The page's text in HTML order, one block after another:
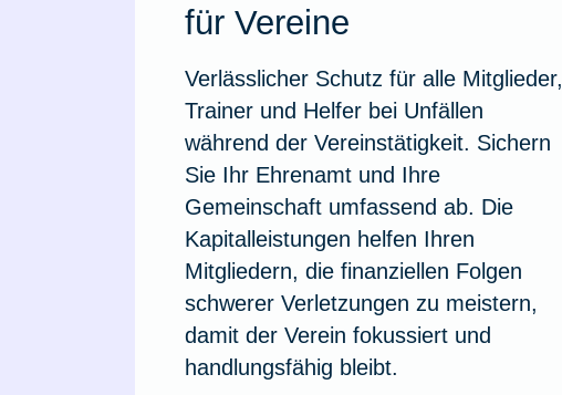
für Vereine
Verlässlicher Schutz für alle Mitglieder,
Trainer und Helfer bei Unfällen
während der Vereinstätigkeit. Sichern
Sie Ihr Ehrenamt und Ihre
Gemeinschaft umfassend ab. Die
Kapitalleistungen helfen Ihren
Mitgliedern, die finanziellen Folgen
schwerer Verletzungen zu meistern,
damit der Verein fokussiert und
handlungsfähig bleibt.